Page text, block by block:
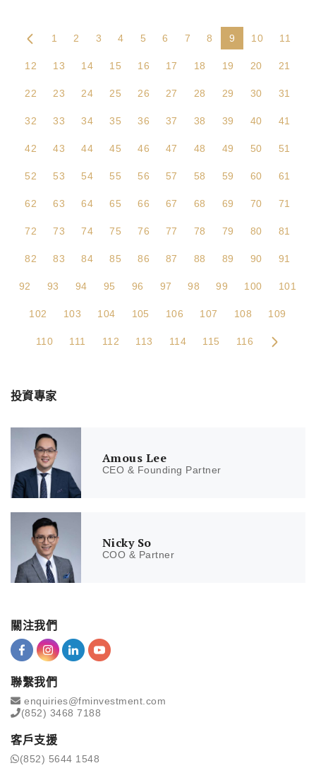
1 2 3 4 5 6 7 8 9 10 11
12 13 14 15 16 17 18 19 20 21
22 23 24 25 26 27 28 29 30 31
32 33 34 35 36 37 38 39 40 41
42 43 44 45 46 47 48 49 50 51
52 53 54 55 56 57 58 59 60 61
62 63 64 65 66 67 68 69 70 71
72 73 74 75 76 77 78 79 80 81
82 83 84 85 86 87 88 89 90 91
92 93 94 95 96 97 98 99 100 101
102 103 104 105 106 107 108 109
110 111 112 113 114 115 116
投資專家
Amous Lee
CEO & Founding Partner
Nicky So
COO & Partner
關注我們
聯繫我們
enquiries@fminvestment.com
(852) 3468 7188
客戶支援
(852) 5644 1548